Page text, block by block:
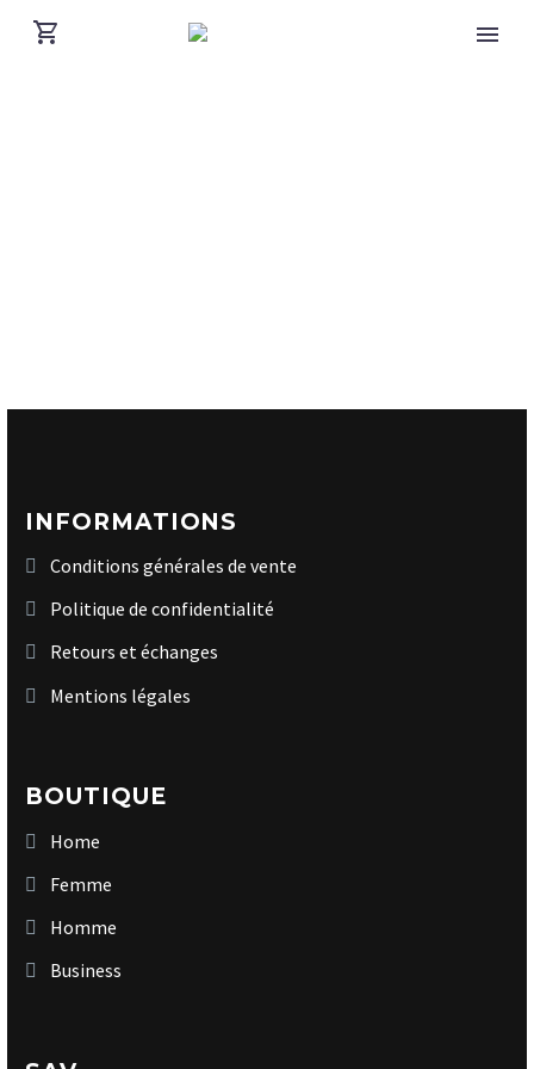
INFORMATIONS
Conditions générales de vente
Politique de confidentialité
Retours et échanges
Mentions légales
BOUTIQUE
Home
Femme
Homme
Business